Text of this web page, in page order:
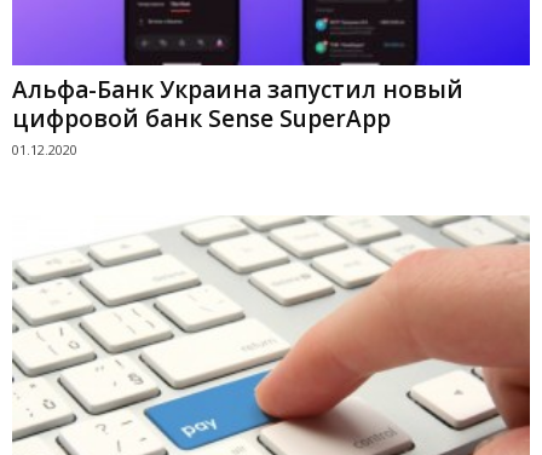
Альфа-Банк Украина запустил новый
цифровой банк Sense SuperApp
01.12.2020